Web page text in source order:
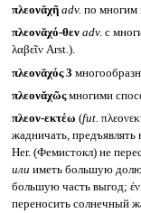
πλεονᾰχῆ adv. по многим
πλεονᾰχό-θεν adv. с
λαβεῖν Arst.).
πλεονᾰχός 3
πλεονᾰχῶςмногими
πλεον-εκτέω (fut.
жадничать, предъявлять
Her. (Фемистокл) не
или иметь большую
большую часть выгод; ἐν
переносить солнечный